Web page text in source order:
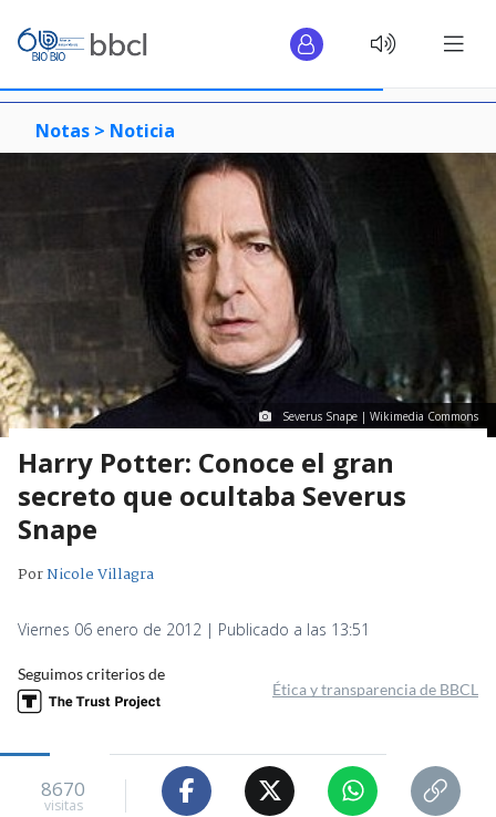
Notas > Noticia
Severus Snape | Wikimedia Commons
Harry Potter: Conoce el gran
secreto que ocultaba Severus
Snape
PorNicole Villagra
Viernes 06 enero de 2012 | Publicado a las 13:51
Seguimos criterios de
Ética y transparencia de BBCL
8670
visitas